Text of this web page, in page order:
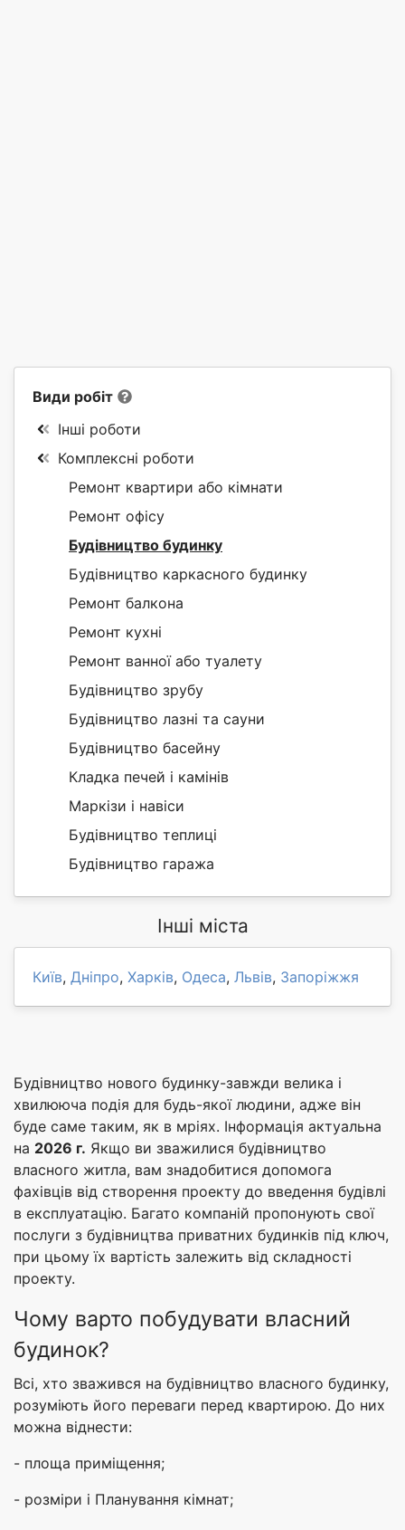
Види робіт
Інші роботи
Комплексні роботи
Ремонт квартири або кімнати
Ремонт офісу
Будівництво будинку
Будівництво каркасного будинку
Ремонт балкона
Ремонт кухні
Ремонт ванної або туалету
Будівництво зрубу
Будівництво лазні та сауни
Будівництво басейну
Кладка печей і камінів
Маркізи і навіси
Будівництво теплиці
Будівництво гаража
Інші міста
Київ, Дніпро, Харків, Одеса, Львів, Запоріжжя
Будівництво нового будинку-завжди велика і
хвилююча подія для будь-якої людини, адже він
буде саме таким, як в мріях. Інформація актуальна
на 2026 г. Якщо ви зважилися будівництво
власного житла, вам знадобитися допомога
фахівців від створення проекту до введення будівлі
в експлуатацію. Багато компаній пропонують свої
послуги з будівництва приватних будинків під ключ,
при цьому їх вартість залежить від складності
проекту.
Чому варто побудувати власний
будинок?
Всі, хто зважився на будівництво власного будинку,
розуміють його переваги перед квартирою. До них
можна віднести:
- площа приміщення;
- розміри і Планування кімнат;